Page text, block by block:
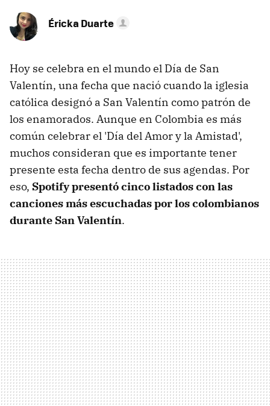
Éricka Duarte
Hoy se celebra en el mundo el Día de San
Valentín, una fecha que nació cuando la iglesia
católica designó a San Valentín como patrón de
los enamorados. Aunque en Colombia es más
común celebrar el 'Día del Amor y la Amistad',
muchos consideran que es importante tener
presente esta fecha dentro de sus agendas. Por
eso, Spotify presentó cinco listados con las
canciones más escuchadas por los colombianos
durante San Valentín.